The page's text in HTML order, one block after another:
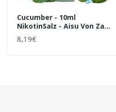
Cucumber - 10ml
NikotinSalz - Aisu Von Zap
8,19€
+ WARENKORB